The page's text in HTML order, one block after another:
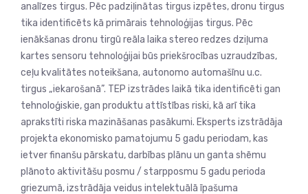
analīzes tirgus. Pēc padziļinātas tirgus izpētes, dronu tirgus
tika identificēts kā primārais tehnoloģijas tirgus. Pēc
ienākšanas dronu tirgū reāla laika stereo redzes dziļuma
kartes sensoru tehnoloģijai būs priekšrocības uzraudzības,
ceļu kvalitātes noteikšana, autonomo automašīnu u.c.
tirgus „iekarošanā”. TEP izstrādes laikā tika identificēti gan
tehnoloģiskie, gan produktu attīstības riski, kā arī tika
aprakstīti riska mazināšanas pasākumi. Eksperts izstrādāja
projekta ekonomisko pamatojumu 5 gadu periodam, kas
ietver finanšu pārskatu, darbības plānu un ganta shēmu
plānoto aktivitāšu posmu / starpposmu 5 gadu perioda
griezumā, izstrādāja veidus intelektuālā īpašuma